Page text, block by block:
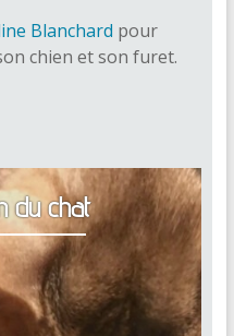
Blanchard pour
chien et son furet.
du chat